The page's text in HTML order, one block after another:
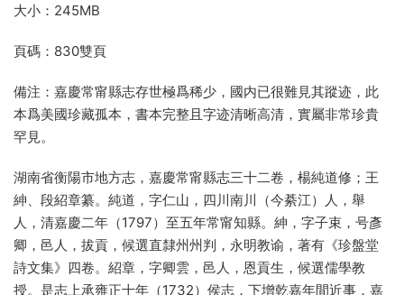
大小：245MB
頁碼：830雙頁
備注：嘉慶常甯縣志存世極爲稀少，國内已很難見其蹤迹，此
本爲美國珍藏孤本，書本完整且字迹清晰高清，實屬非常珍貴
罕見。
湖南省衡陽市地方志，嘉慶常甯縣志三十二卷，楊純道修；王
紳、段紹章纂。純道，字仁山，四川南川（今綦江）人，舉
人，清嘉慶二年（1797）至五年常甯知縣。紳，字子束，号彥
卿，邑人，拔貢，候選直隸州州判，永明教谕，著有《珍盤堂
詩文集》四卷。紹章，字卿雲，邑人，恩貢生，候選儒學教
授。是志上承雍正十年（1732）侯志，下增乾嘉年間近事，嘉